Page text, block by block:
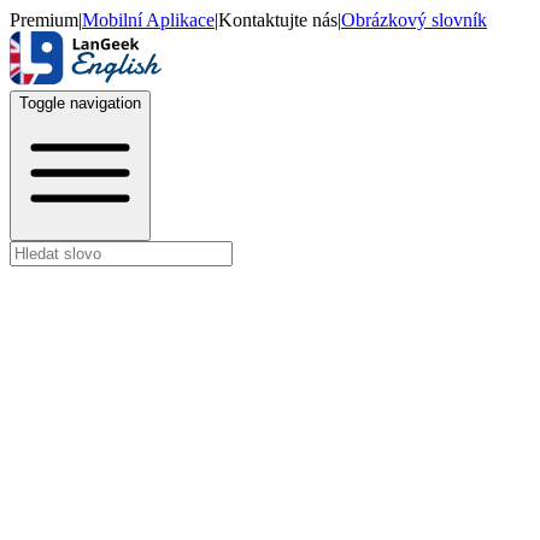
Premium|Mobilní Aplikace|Kontaktujte nás|Obrázkový slovník
Toggle navigation